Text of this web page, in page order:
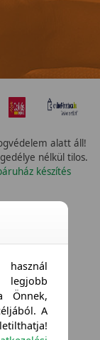
alatt áll!
nélkül tilos.
készítés
legjobb
Önnek,
A